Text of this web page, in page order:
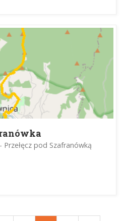
pod Szafranówką